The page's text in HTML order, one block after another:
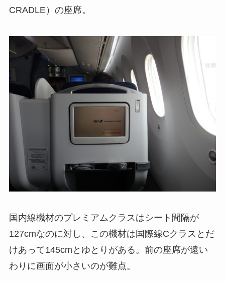
CRADLE）の座席。
国内線機材のプレミアムクラスはシート間隔が
127cmなのに対し、この機材は国際線Cクラスとだ
けあって145cmとゆとりがある。前の座席が遠い
わりに画面が小さいのが難点。